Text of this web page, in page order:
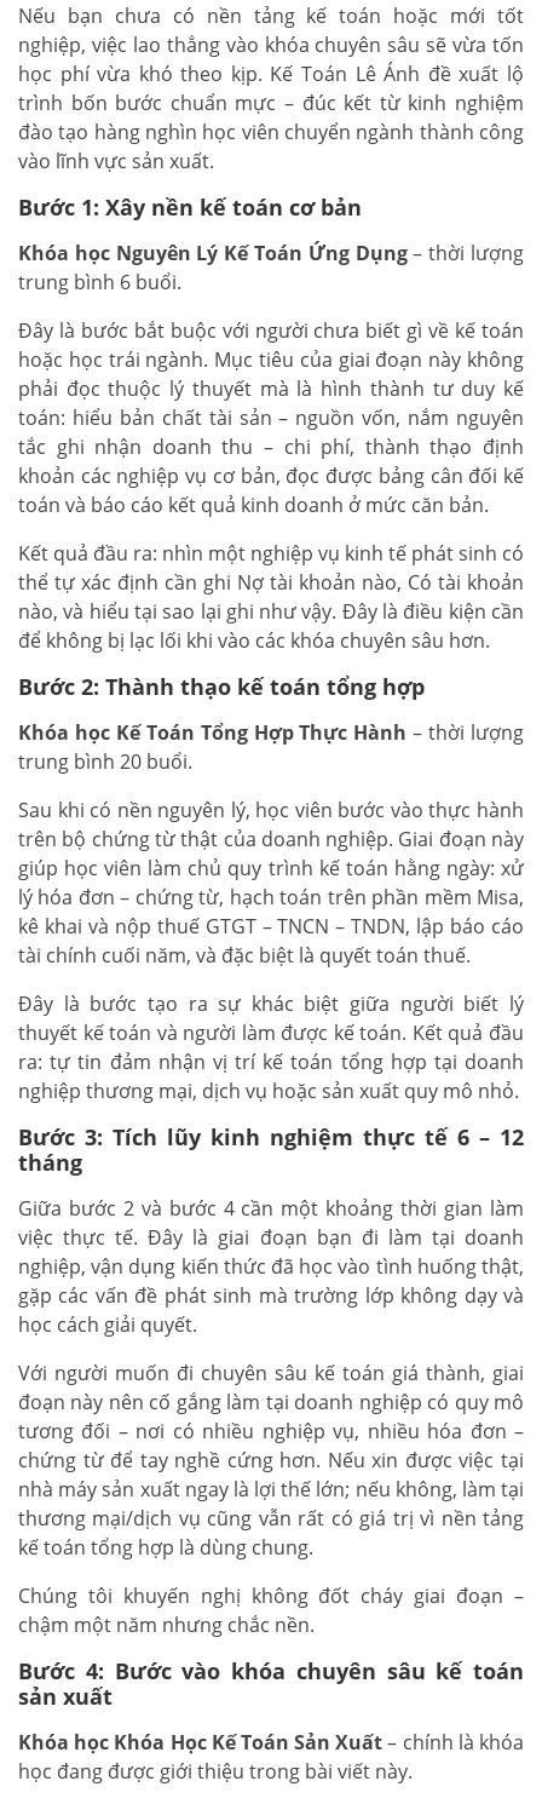
Nếu bạn chưa có nền tảng kế toán hoặc mới tốt
nghiệp, việc lao thẳng vào khóa chuyên sâu sẽ vừa tốn
học phí vừa khó theo kịp. Kế Toán Lê Ánh đề xuất lộ
trình bốn bước chuẩn mực – đúc kết từ kinh nghiệm
đào tạo hàng nghìn học viên chuyển ngành thành công
vào lĩnh vực sản xuất.
Bước 1: Xây nền kế toán cơ bản
Khóa học Nguyên Lý Kế Toán Ứng Dụng– thời lượng
trung bình 6 buổi.
Đây là bước bắt buộc với người chưa biết gì về kế toán
hoặc học trái ngành. Mục tiêu của giai đoạn này không
phải đọc thuộc lý thuyết mà là hình thành tư duy kế
toán: hiểu bản chất tài sản – nguồn vốn, nắm nguyên
tắc ghi nhận doanh thu – chi phí, thành thạo định
khoản các nghiệp vụ cơ bản, đọc được bảng cân đối kế
toán và báo cáo kết quả kinh doanh ở mức căn bản.
Kết quả đầu ra: nhìn một nghiệp vụ kinh tế phát sinh có
thể tự xác định cần ghi Nợ tài khoản nào, Có tài khoản
nào, và hiểu tại sao lại ghi như vậy. Đây là điều kiện cần
để không bị lạc lối khi vào các khóa chuyên sâu hơn.
Bước 2: Thành thạo kế toán tổng hợp
Khóa học Kế Toán Tổng Hợp Thực Hành – thời lượng
trung bình 20 buổi.
Sau khi có nền nguyên lý, học viên bước vào thực hành
trên bộ chứng từ thật của doanh nghiệp. Giai đoạn này
giúp học viên làm chủ quy trình kế toán hằng ngày: xử
lý hóa đơn – chứng từ, hạch toán trên phần mềm Misa,
kê khai và nộp thuế GTGT – TNCN – TNDN, lập báo cáo
tài chính cuối năm, và đặc biệt là quyết toán thuế.
Đây là bước tạo ra sự khác biệt giữa người biết lý
thuyết kế toán và người làm được kế toán. Kết quả đầu
ra: tự tin đảm nhận vị trí kế toán tổng hợp tại doanh
nghiệp thương mại, dịch vụ hoặc sản xuất quy mô nhỏ.
Bước 3: Tích lũy kinh nghiệm thực tế 6 – 12
tháng
Giữa bước 2 và bước 4 cần một khoảng thời gian làm
việc thực tế. Đây là giai đoạn bạn đi làm tại doanh
nghiệp, vận dụng kiến thức đã học vào tình huống thật,
gặp các vấn đề phát sinh mà trường lớp không dạy và
học cách giải quyết.
Với người muốn đi chuyên sâu kế toán giá thành, giai
đoạn này nên cố gắng làm tại doanh nghiệp có quy mô
tương đối – nơi có nhiều nghiệp vụ, nhiều hóa đơn –
chứng từ để tay nghề cứng hơn. Nếu xin được việc tại
nhà máy sản xuất ngay là lợi thế lớn; nếu không, làm tại
thương mại/dịch vụ cũng vẫn rất có giá trị vì nền tảng
kế toán tổng hợp là dùng chung.
Chúng tôi khuyến nghị không đốt cháy giai đoạn –
chậm một năm nhưng chắc nền.
Bước 4: Bước vào khóa chuyên sâu kế toán
sản xuất
Khóa học Khóa Học Kế Toán Sản Xuất– chính là khóa
học đang được giới thiệu trong bài viết này.